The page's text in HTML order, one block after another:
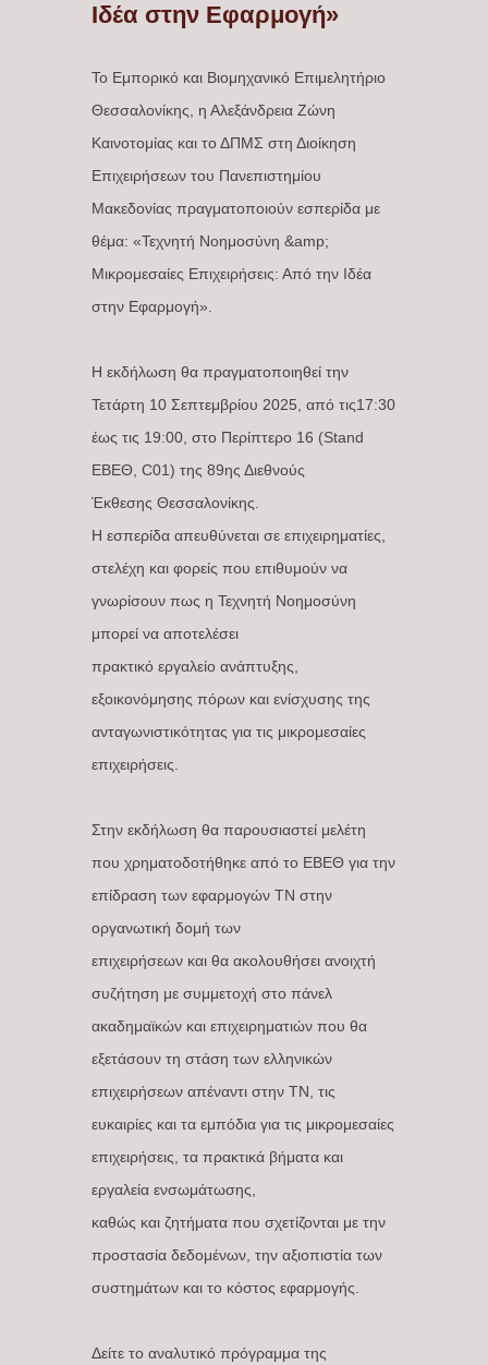
Ιδέα στην Εφαρμογή»
Το Εμπορικό και Βιομηχανικό Επιμελητήριο
Θεσσαλονίκης, η Αλεξάνδρεια Ζώνη
Καινοτομίας και το ΔΠΜΣ στη Διοίκηση
Επιχειρήσεων του Πανεπιστημίου
Μακεδονίας πραγματοποιούν εσπερίδα με
θέμα: «Τεχνητή Νοημοσύνη &amp;
Μικρομεσαίες Επιχειρήσεις: Από την Ιδέα
στην Εφαρμογή».
Η εκδήλωση θα πραγματοποιηθεί την
Τετάρτη 10 Σεπτεμβρίου 2025, από τις17:30
έως τις 19:00, στο Περίπτερο 16 (Stand
ΕΒΕΘ, C01) της 89ης Διεθνούς
Έκθεσης Θεσσαλονίκης.
Η εσπερίδα απευθύνεται σε επιχειρηματίες,
στελέχη και φορείς που επιθυμούν να
γνωρίσουν πως η Τεχνητή Νοημοσύνη
μπορεί να αποτελέσει
πρακτικό εργαλείο ανάπτυξης,
εξοικονόμησης πόρων και ενίσχυσης της
ανταγωνιστικότητας για τις μικρομεσαίες
επιχειρήσεις.
Στην εκδήλωση θα παρουσιαστεί μελέτη
που χρηματοδοτήθηκε από το ΕΒΕΘ για την
επίδραση των εφαρμογών ΤΝ στην
οργανωτική δομή των
επιχειρήσεων και θα ακολουθήσει ανοιχτή
συζήτηση με συμμετοχή στο πάνελ
ακαδημαϊκών και επιχειρηματιών που θα
εξετάσουν τη στάση των ελληνικών
επιχειρήσεων απέναντι στην ΤΝ, τις
ευκαιρίες και τα εμπόδια για τις μικρομεσαίες
επιχειρήσεις, τα πρακτικά βήματα και
εργαλεία ενσωμάτωσης,
καθώς και ζητήματα που σχετίζονται με την
προστασία δεδομένων, την αξιοπιστία των
συστημάτων και το κόστος εφαρμογής.
Δείτε το αναλυτικό πρόγραμμα της